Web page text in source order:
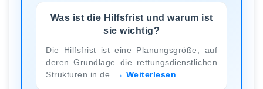
Was ist die Hilfsfrist und warum ist
sie wichtig?
Die Hilfsfrist ist eine Planungsgröße, auf
deren Grundlage die rettungsdienstlichen
Strukturen in de
Weiterlesen